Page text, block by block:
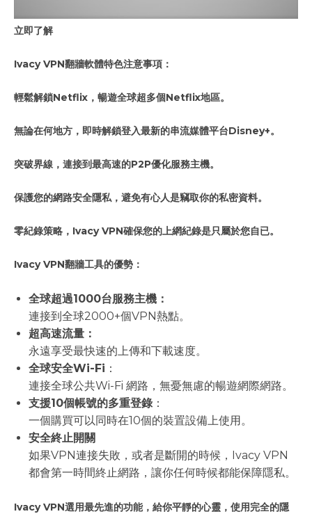
立即了解
Ivacy VPN翻牆軟體特色注意事項：
輕鬆解鎖Netflix，暢遊全球超多個Netflix地區。
無論在何地方，即時解鎖登入最新的串流媒體平台Disney+。
突破界線，連接到最高速的P2P優化服務主機。
保護您的網路安全隱私，避免有心人是竊取你的私密資料。
零紀錄策略，Ivacy VPN確保您的上網紀錄是只屬於您自已。
Ivacy VPN翻牆工具的優勢：
全球超過1000台服務主機：
連接到全球2000+個VPN熱點。
超高速流量：
永遠享受最快速的上傳和下載速度。
全球安全Wi-Fi ：
連接全球公共Wi-Fi 網路，無憂無慮的暢遊網際網路。
支援10個帳號的多重登錄 ：
一個購買可以同時在10個的裝置設備上使用。
安全終止開關
如果VPN連接失敗，或者是斷開的時候，Ivacy VPN
都會第一時間終止網路，讓你任何時候都能保障隱私。
Ivacy VPN選用最先進的功能，給你平靜的心靈，使用完全的隱